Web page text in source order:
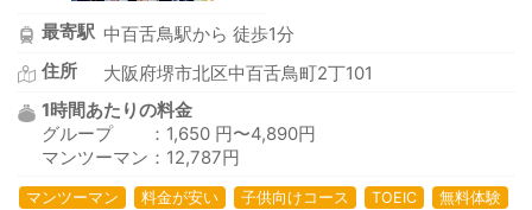
最寄駅 中百舌鳥駅から 徒歩1分
住所
大阪府堺市北区中百舌鳥町2丁101
1時間あたりの料金
グループ ：1,650 円〜4,890円
マンツーマン：12,787円
マンツーマン 料金が安い 子供向けコース TOEIC
無料体験